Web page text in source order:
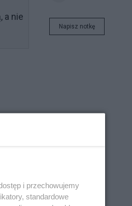
a nie
Napisz notkę
i przechowujemy
standardowe